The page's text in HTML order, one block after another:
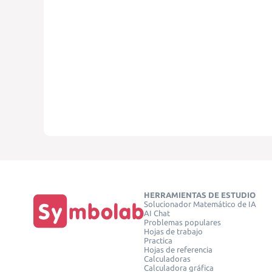
HERRAMIENTAS DE ESTUDIO
Solucionador Matemático de IA
AI Chat
Problemas populares
Hojas de trabajo
Practica
Hojas de referencia
Calculadoras
Calculadora gráfica